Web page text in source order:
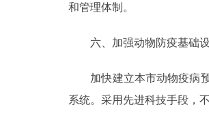
和管理体制。
六、加强动物防疫基础设
加快建立本市动物疫病预
系统。采用先进科技手段，